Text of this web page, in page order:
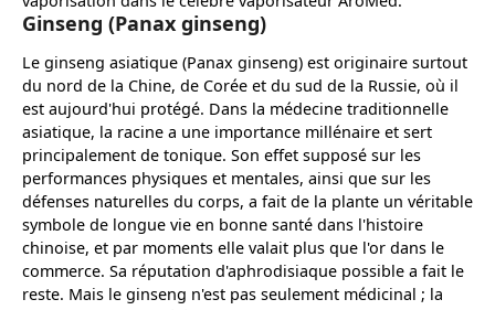
Ginseng (Panax ginseng)
Le ginseng asiatique (Panax ginseng) est originaire surtout
du nord de la Chine, de Corée et du sud de la Russie, où il
est aujourd'hui protégé. Dans la médecine traditionnelle
asiatique, la racine a une importance millénaire et sert
principalement de tonique. Son effet supposé sur les
performances physiques et mentales, ainsi que sur les
défenses naturelles du corps, a fait de la plante un véritable
symbole de longue vie en bonne santé dans l'histoire
chinoise, et par moments elle valait plus que l'or dans le
commerce. Sa réputation d'aphrodisiaque possible a fait le
reste. Mais le ginseng n'est pas seulement médicinal ; la